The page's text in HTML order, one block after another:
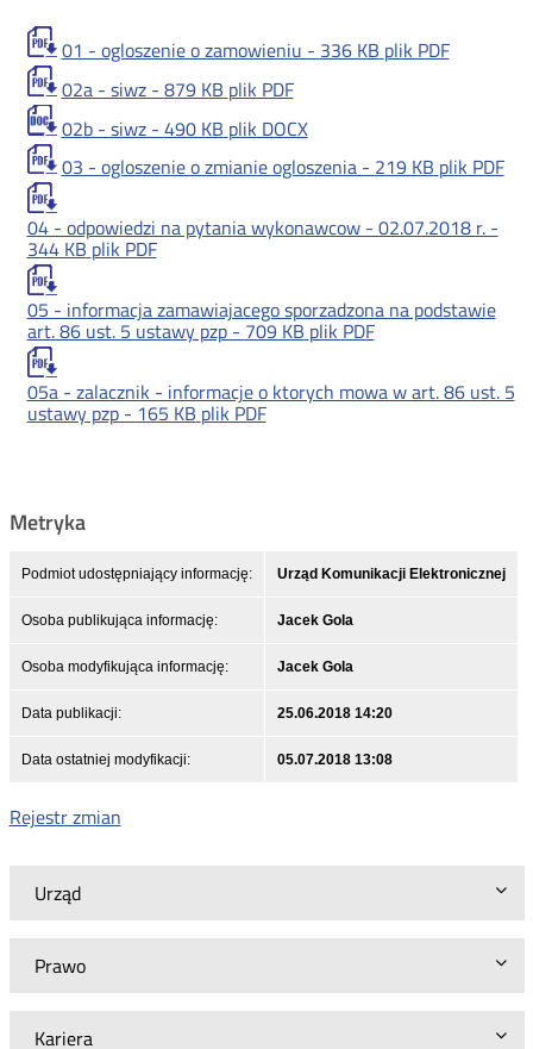
Urząd
Prawo
Kariera
01 - ogloszenie o zamowieniu - 336 KB plik PDF
02a - siwz - 879 KB plik PDF
02b - siwz - 490 KB plik DOCX
03 - ogloszenie o zmianie ogloszenia - 219 KB plik PDF
04 - odpowiedzi na pytania wykonawcow - 02.07.2018 r. -
344 KB plik PDF
05 - informacja zamawiajacego sporzadzona na podstawie
art. 86 ust. 5 ustawy pzp - 709 KB plik PDF
05a - zalacznik - informacje o ktorych mowa w art. 86 ust. 5
ustawy pzp - 165 KB plik PDF
Metryka
Podmiot udostępniający informację: Urząd Komunikacji Elektronicznej
Osoba publikująca informację: Jacek Gola
Osoba modyfikująca informację: Jacek Gola
Data publikacji: 25.06.2018 14:20
Data ostatniej modyfikacji: 05.07.2018 13:08
Rejestr zmian